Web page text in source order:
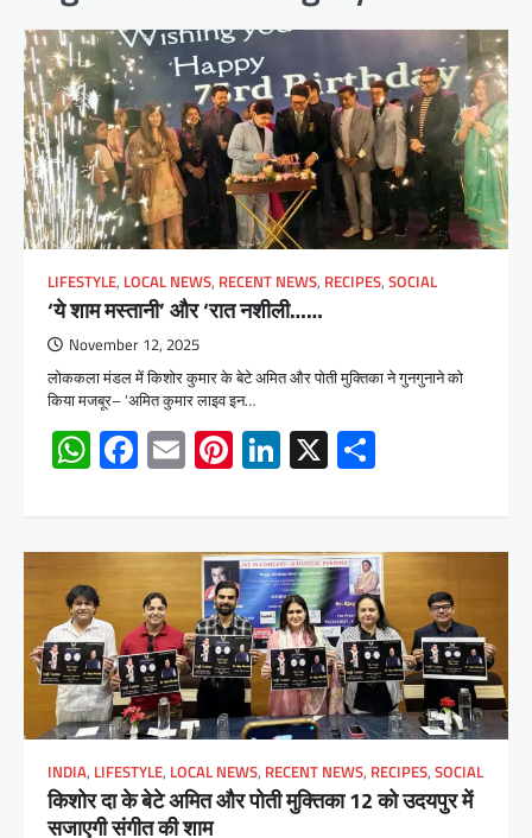
LIFESTYLE, LOCAL NEWS, RECENT NEWS, RECIPES, SOCIAL
‘ये शाम मस्तानी’ और ‘रात नशीली……
November 12, 2025
लोककला मंडल में किशोर कुमार के बेटे अमित और पोती मुक्तिका ने गुनगुनाने को
किया मजबूर– ‘अमित कुमार लाइव इन…
WhatsApp
Facebook
EmailPinterest
LinkedIn
X
INDIA, LIFESTYLE, LOCAL NEWS, RECENT NEWS, RECIPES, SOCIAL
किशोर दा के बेटे अमित और पोती मुक्तिका 12 को उदयपुर में
सजाएगी संगीत की शाम